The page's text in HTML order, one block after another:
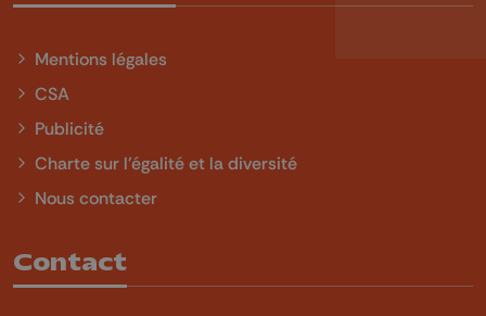
Mentions légales
CSA
Publicité
Charte sur l'égalité et la diversité
Nous contacter
Contact